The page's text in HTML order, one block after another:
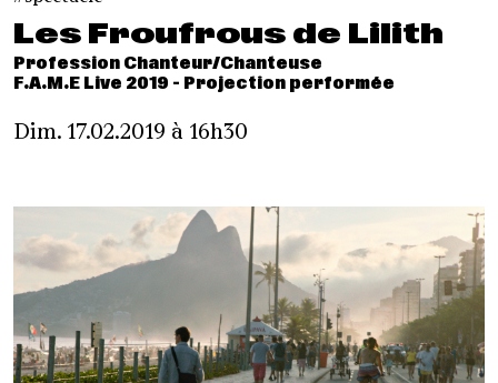
Les Froufrous de Lilith
Profession Chanteur/Chanteuse
F.A.M.E Live 2019 - Projection performée
Dim. 17.02.2019 à 16h30